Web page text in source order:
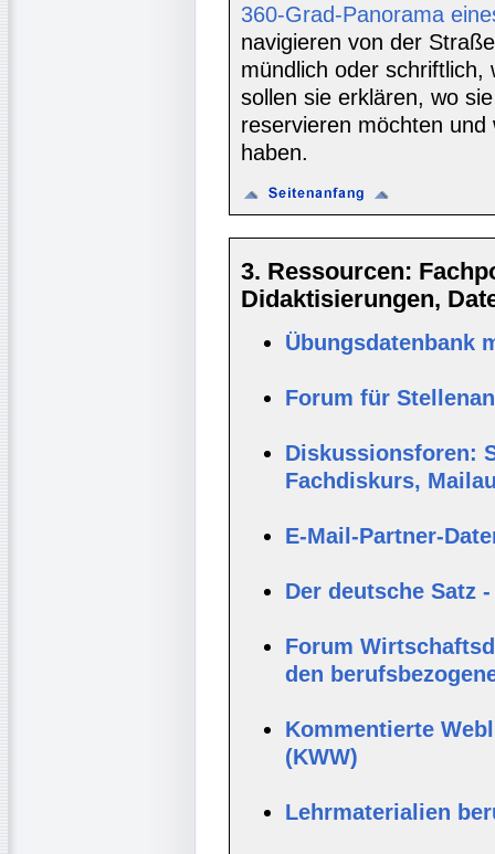
360-Grad-Panorama
navigieren von der
mündlich oder schriftlich,
sollen sie erklären, wo
reservieren möchten
haben.
3. Ressourcen:
Didaktisierungen,
Übungsdatenbank
Forum für
Diskussionsforen:
Fachdiskurs,
E-Mail-Partner-
Der deutsche Satz
Forum
den
Kommentierte
(KWW)
Lehrmaterialien